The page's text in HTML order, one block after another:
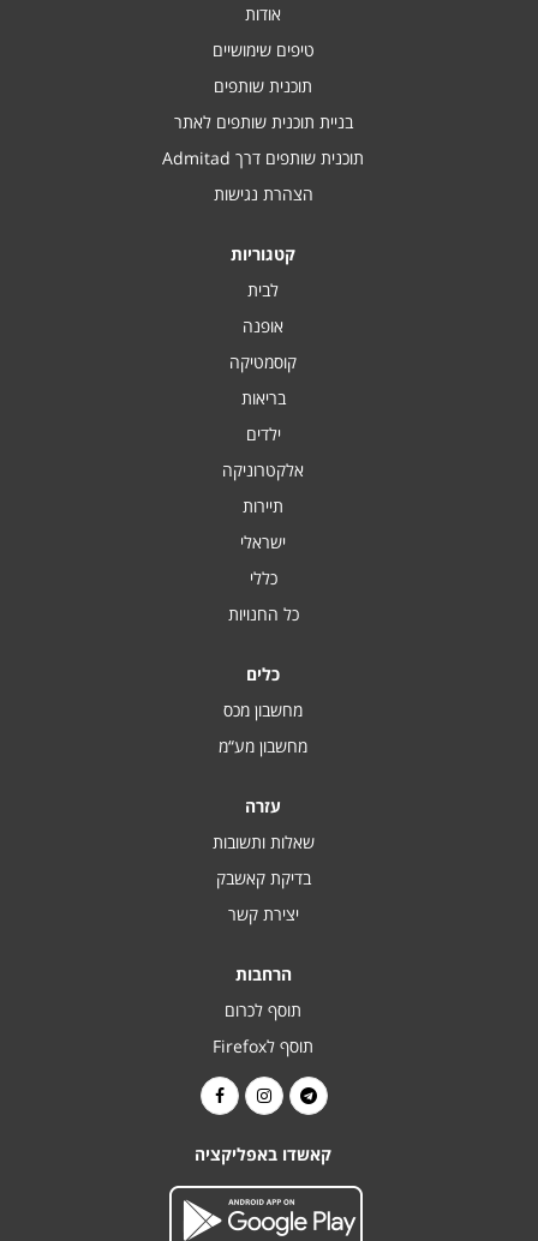
אודות
טיפים שימושיים
תוכנית שותפים
בניית תוכנית שותפים לאתר
תוכנית שותפים דרך Admitad
הצהרת נגישות
קטגוריות
לבית
אופנה
קוסמטיקה
בריאות
ילדים
אלקטרוניקה
תיירות
ישראלי
כללי
כל החנויות
כלים
מחשבון מכס
מחשבון מע“מ
עזרה
שאלות ותשובות
בדיקת קאשבק
יצירת קשר
הרחבות
תוסף לכרום
תוסף לFirefox
קאשדו באפליקציה